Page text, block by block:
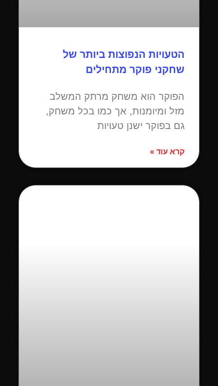
הטעויות הנפוצות ביותר של
שחקני פוקר מתחילים
הפוקר הוא משחק מרתק המשלב
מזל ומיומנות, אך כמו בכל משחק,
גם בפוקר ישנן טעויות
קרא עוד »